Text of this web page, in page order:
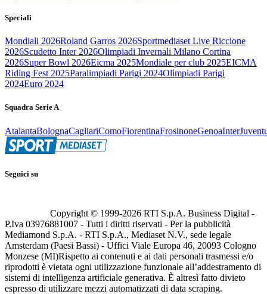
Speciali
Mondiali 2026Roland Garros 2026Sportmediaset Live Riccione
2026Scudetto Inter 2026Olimpiadi Invernali Milano Cortina
2026Super Bowl 2026Eicma 2025Mondiale per club 2025EICMA
Riding Fest 2025Paralimpiadi Parigi 2024Olimpiadi Parigi
2024Euro 2024
Squadra Serie A
AtalantaBolognaCagliariComoFiorentinaFrosinoneGenoaInter
Seguici su
Copyright © 1999-2026 RTI S.p.A. Business Digital -
P.Iva 03976881007 - Tutti i diritti riservati - Per la pubblicità
Mediamond S.p.A. - RTI S.p.A., Mediaset N.V., sede legale
Amsterdam (Paesi Bassi) - Uffici Viale Europa 46, 20093 Cologno
Monzese (MI)Rispetto ai contenuti e ai dati personali trasmessi e/o
riprodotti è vietata ogni utilizzazione funzionale all’addestramento di
sistemi di intelligenza artificiale generativa. È altresì fatto divieto
espresso di utilizzare mezzi automatizzati di data scraping.